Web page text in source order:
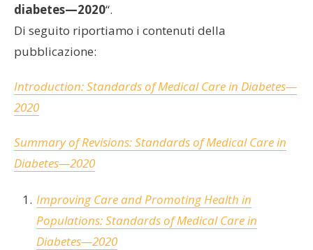
diabetes—2020“.
Di seguito riportiamo i contenuti della
pubblicazione:
Introduction:Standards of Medical Care in Diabetes—
2020
Summary of Revisions:Standards of Medical Care in
Diabetes—2020
Improving Care and Promoting Health in
Populations:Standards of Medical Care in
Diabetes—2020